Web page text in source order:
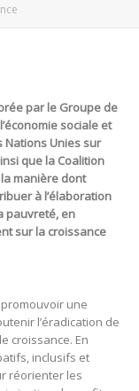
par le Groupe de
sociale et
Nations Unies sur
que la Coalition
manière dont
à l’élaboration
pauvreté, en
sur la croissance
une
l’éradication de
croissance. En
inclusifs et
réorienter les